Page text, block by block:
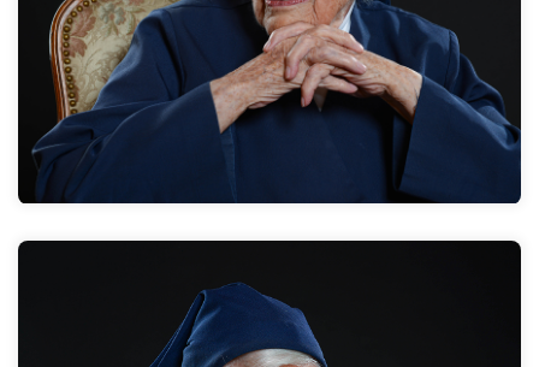
Füßen gewehrt!
Zum Interview